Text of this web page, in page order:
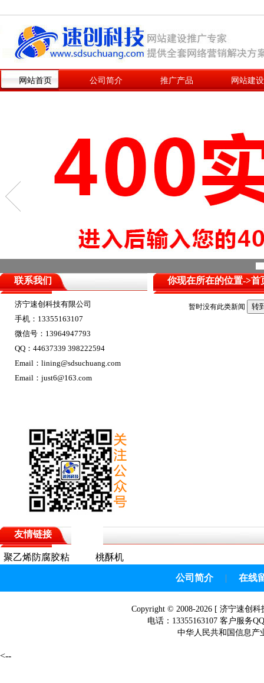
网站首页 公司简介 推广产品 网站建设
联系我们
济宁速创科技有限公司
手机：13355163107
微信号：13964947793
QQ：44637339 398222594
Email：lining@sdsuchuang.com
Email：just6@163.com
你现在所在的位置->首
暂时没有此类新闻
友情链接
聚乙烯防腐胶粘
桃酥机
公司简介 | 在线
Copyright © 2008-2026 [ 济宁速创科
电话：13355163107 客户服务
中华人民共和国信息产
<--